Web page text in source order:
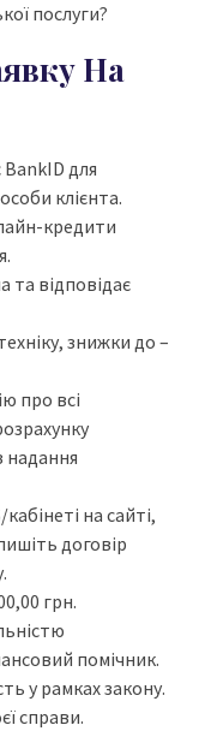
послуги?
На
для
клієнта.
кредити
та відповідає
знижки до –
про всі
надання
на сайті,
договір
грн.
помічник.
у рамках закону.
справи.